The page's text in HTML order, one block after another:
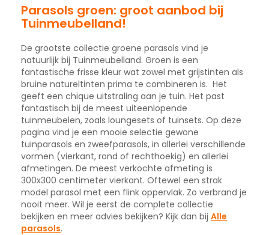
Parasols groen: groot aanbod bij
Tuinmeubelland!
De grootste collectie groene parasols vind je
natuurlijk bij Tuinmeubelland. Groen is een
fantastische frisse kleur wat zowel met grijstinten als
bruine natureltinten prima te combineren is. Het
geeft een chique uitstraling aan je tuin. Het past
fantastisch bij de meest uiteenlopende
tuinmeubelen, zoals loungesets of tuinsets. Op deze
pagina vind je een mooie selectie gewone
tuinparasols en zweefparasols, in allerlei verschillende
vormen (vierkant, rond of rechthoekig) en allerlei
afmetingen. De meest verkochte afmeting is
300x300 centimeter vierkant. Oftewel een strak
model parasol met een flink oppervlak. Zo verbrand je
nooit meer. Wil je eerst de complete collectie
bekijken en meer advies bekijken? Kijk dan bij Alle
parasols.